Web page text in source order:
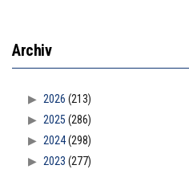
Archiv
2026 (213)
2025 (286)
2024(298)
2023 (277)